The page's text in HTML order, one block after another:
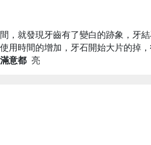
，就發現牙齒有了變白的跡象，牙
用時間的增加，牙石開始大片的掉，
意都 亮